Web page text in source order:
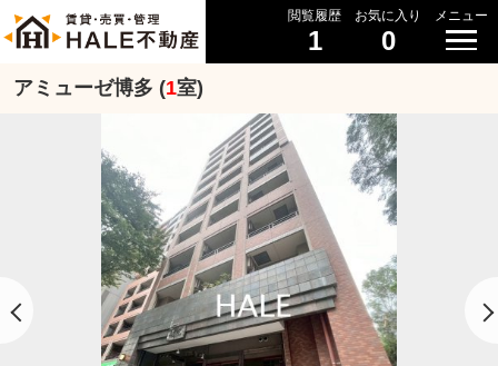
閲覧履歴
1
お気に入り
0
メニュー
アミューゼ博多 (1室)